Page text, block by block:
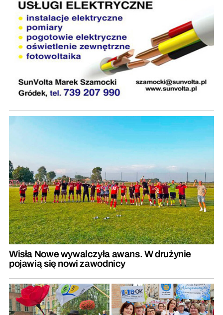
Wisła Nowe wywalczyła awans. W drużynie
pojawią się nowi zawodnicy